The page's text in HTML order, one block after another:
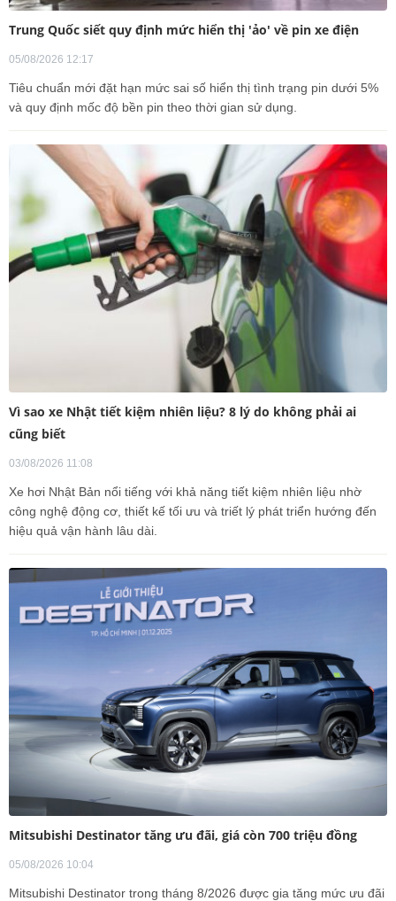
Trung Quốc siết quy định mức hiển thị 'ảo' về pin xe điện
05/08/2026 12:17
Tiêu chuẩn mới đặt hạn mức sai số hiển thị tình trạng pin dưới 5%
và quy định mốc độ bền pin theo thời gian sử dụng.
Vì sao xe Nhật tiết kiệm nhiên liệu? 8 lý do không phải ai
cũng biết
03/08/2026 11:08
Xe hơi Nhật Bản nổi tiếng với khả năng tiết kiệm nhiên liệu nhờ
công nghệ động cơ, thiết kế tối ưu và triết lý phát triển hướng đến
hiệu quả vận hành lâu dài.
Mitsubishi Destinator tăng ưu đãi, giá còn 700 triệu đồng
05/08/2026 10:04
Mitsubishi Destinator trong tháng 8/2026 được gia tăng mức ưu đãi